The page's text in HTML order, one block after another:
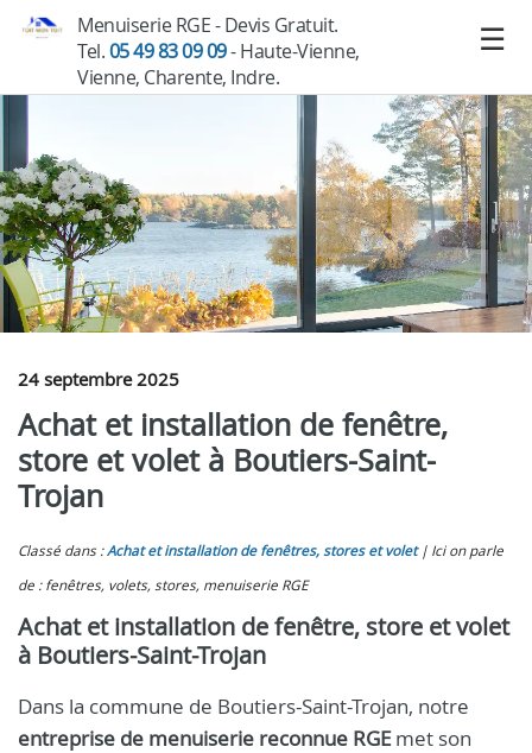
Menuiserie RGE - Devis Gratuit.
Tel.05 49 83 09 09- Haute-Vienne,
Vienne, Charente, Indre.
24 septembre 2025
Achat et installation de fenêtre,
store et volet à Boutiers-Saint-
Trojan
Classé dans :Achat et installation de fenêtres, stores et volet
Ici on parle
de : fenêtres, volets, stores, menuiserie RGE
Achat et installation de fenêtre, store et volet
à Boutiers-Saint-Trojan
Dans la commune de Boutiers-Saint-Trojan, notre
entreprise de menuiserie reconnue RGEmet son